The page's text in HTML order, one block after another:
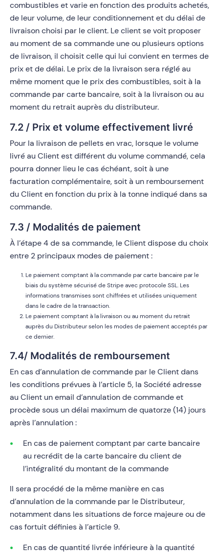
combustibles et varie en fonction des produits achetés,
de leur volume, de leur conditionnement et du délai de
livraison choisi par le client. Le client se voit proposer
au moment de sa commande une ou plusieurs options
de livraison, il choisit celle qui lui convient en termes de
prix et de délai. Le prix de la livraison sera réglé au
même moment que le prix des combustibles, soit à la
commande par carte bancaire, soit à la livraison ou au
moment du retrait auprès du distributeur.
7.2 / Prix et volume effectivement livré
Pour la livraison de pellets en vrac, lorsque le volume
livré au Client est différent du volume commandé, cela
pourra donner lieu le cas échéant, soit à une
facturation complémentaire, soit à un remboursement
du Client en fonction du prix à la tonne indiqué dans sa
commande.
7.3 / Modalités de paiement
À l’étape 4 de sa commande, le Client dispose du choix
entre 2 principaux modes de paiement :
Le paiement comptant à la commande par carte bancaire par le
biais du système sécurisé de Stripe avec protocole SSL. Les
informations transmises sont chiffrées et utilisées uniquement
dans le cadre de la transaction.
Le paiement comptant à la livraison ou au moment du retrait
auprès du Distributeur selon les modes de paiement acceptés par
ce dernier.
7.4/ Modalités de remboursement
En cas d’annulation de commande par le Client dans
les conditions prévues à l’article 5, la Société adresse
au Client un email d’annulation de commande et
procède sous un délai maximum de quatorze (14) jours
après l’annulation :
En cas de paiement comptant par carte bancaire
au recrédit de la carte bancaire du client de
l’intégralité du montant de la commande
Il sera procédé de la même manière en cas
d’annulation de la commande par le Distributeur,
notamment dans les situations de force majeure ou de
cas fortuit définies à l’article 9.
En cas de quantité livrée inférieure à la quantité